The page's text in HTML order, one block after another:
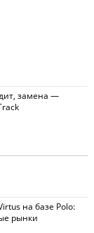
замена —
на базе Polo:
рынки